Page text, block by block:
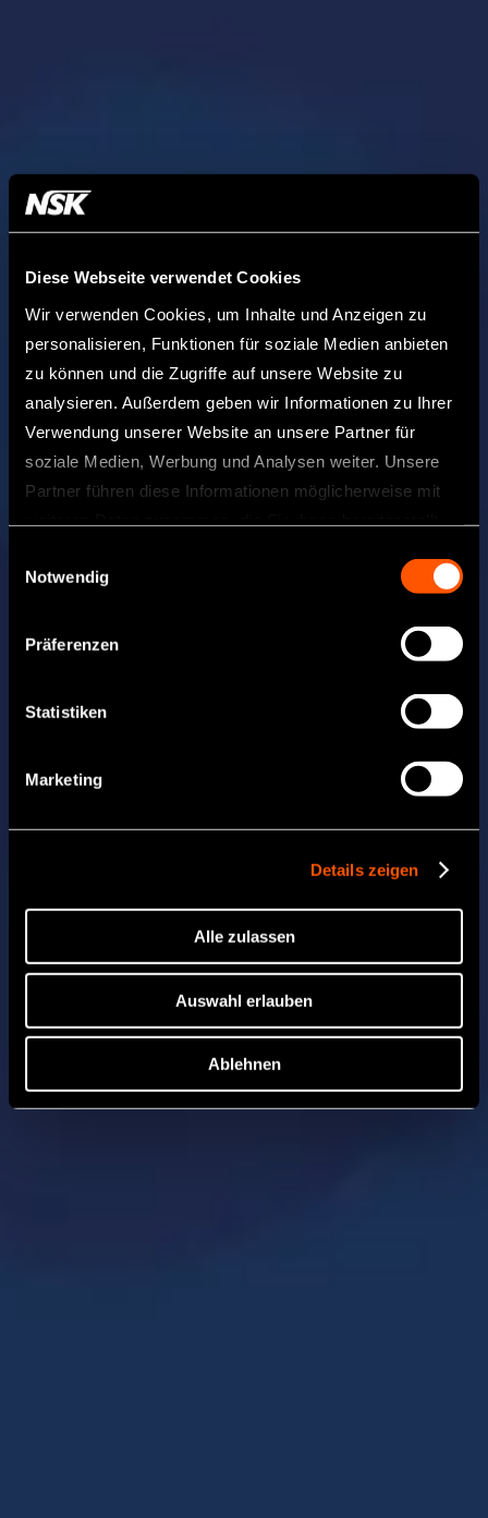
Diese Webseite verwendet Cookies
Wir verwenden Cookies, um Inhalte und Anzeigen zu
personalisieren, Funktionen für soziale Medien anbieten
zu können und die Zugriffe auf unsere Website zu
analysieren. Außerdem geben wir Informationen zu Ihrer
Verwendung unserer Website an unsere Partner für
soziale Medien, Werbung und Analysen weiter. Unsere
Partner führen diese Informationen möglicherweise mit
gesammelt haben.
Notwendig
Präferenzen
Statistiken
Marketing
Details zeigen
Alle zulassen
Auswahl erlauben
Ablehnen